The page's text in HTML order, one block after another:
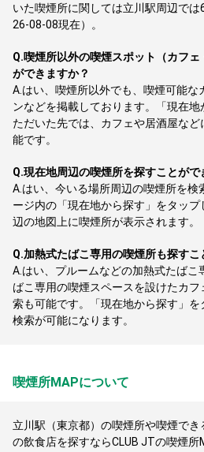
いた喫煙所に関しては立川駅周辺で
26-08-08現在）。
Q.喫煙所以外の喫煙スポット（カフ
ができますか？
A. はい、喫煙所以外でも、喫煙可能な
ンなどを掲載しております。「現在
ただいた先では、カフェや居酒屋な
能です。
Q.現在地周辺の喫煙所を探すことがで
A. はい、今いる場所周辺の喫煙所を検
ージ内の「現在地から探す」をタッ
辺の地図上に喫煙所が表示されます。
Q.加熱式たばこ専用の喫煙所も探すこ
A. はい、プルームなどの加熱式たばこ
ばこ専用の喫煙スペースを設けたカ
索も可能です。「現在地から探す」
検索が可能になります。
喫煙所MAPについて
立川駅（東京都）の喫煙所や喫煙で
の飲食店を探すならCLUB JTの喫煙所